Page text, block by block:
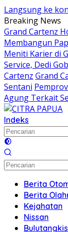
Langsung ke
Breaking News
Grand Cartenz
Membangun
Meniti Karier di
Service, Dedi
Cartenz Grand
Sentani
Agung Terkait
Indeks
Berita
Berita
Kejahatan
Nissan
Bulutangkis